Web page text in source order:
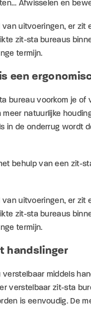
Afwisselen en
uitvoeringen, er
zit-sta bureaus
termijn.
een
bureau voorkom je
natuurlijke
in de onderrug wordt
behulp van een zit-
uitvoeringen, er
zit-sta bureaus
termijn.
handslinger
middels
verstelbaar zit-sta
is eenvoudig. De